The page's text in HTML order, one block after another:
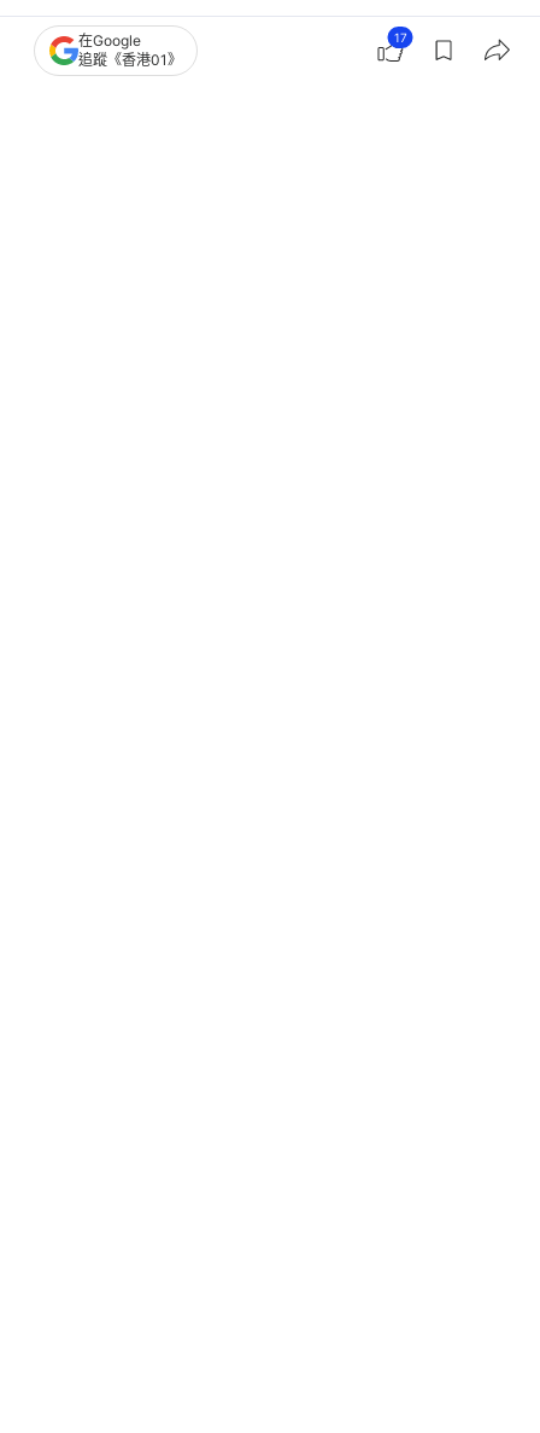
港聞 社會新聞
居屋、綠置居、白居二2025同步推出
在Google
追蹤《香港01》
17